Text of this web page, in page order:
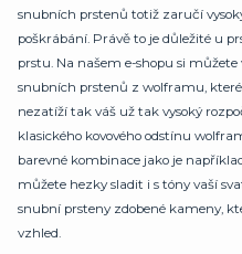
snubních prstenů totiž zaručí
poškrábání. Právě to je důležité u
prstu. Na našem e-shopu si
snubních prstenů z wolframu, které
nezatíží tak váš už tak vysoký
klasického kovového odstínu
barevné kombinace jako je
můžete hezky sladit i s tóny vaší
snubní prsteny zdobené kameny,
vzhled.